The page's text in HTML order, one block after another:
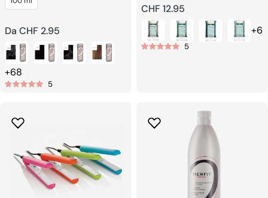
Prezzo
regolare
Da CHF 2.95
+68
5
Brasiliano
Prezzo
regolare
CHF 12.95
+6
5